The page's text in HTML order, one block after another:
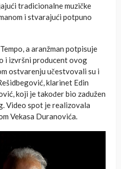
tradicionalne muzičke
i stvarajući potpuno
a aranžman potpisuje
i izvršni producent ovog
ostvarenju učestvovali su i
klarinet Edin
koji je također bio zadužen
Video spot je realizovala
Vekasa Duranovića.